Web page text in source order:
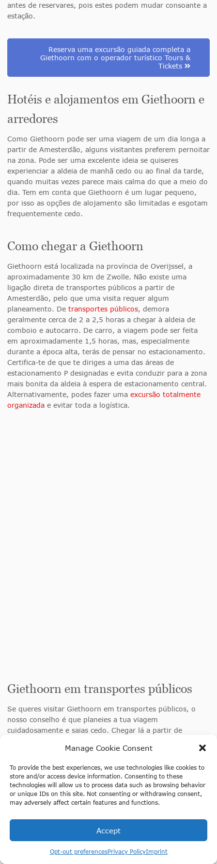
Manage Cookie Consent
To provide the best experiences, we use technologies like cookies to
store and/or access device information. Consenting to these
technologies will allow us to process data such as browsing behavior
or unique IDs on this site. Not consenting or withdrawing consent,
may adversely affect certain features and functions.
Accept
Opt-out preferencesPrivacy PolicyImprint
antes de reservares, pois estes podem mudar consoante a
estação.
Reserva uma excursão guiada completa a
Giethoorn com o operador turístico Tours &
Tickets
Hotéis e alojamentos em Giethoorn e
arredores
Como Giethoorn pode ser uma viagem de um dia longa a
partir de Amesterdão, alguns visitantes preferem pernoitar
na zona. Pode ser uma excelente ideia se quiseres
experienciar a aldeia de manhã cedo ou ao final da tarde,
quando muitas vezes parece mais calma do que a meio do
dia. Tem em conta que Giethoorn é um lugar pequeno,
por isso as opções de alojamento são limitadas e esgotam
frequentemente cedo.
Como chegar a Giethoorn
Giethoorn está localizada na província de Overijssel, a
aproximadamente 30 km de Zwolle. Não existe uma
ligação direta de transportes públicos a partir de
Amesterdão, pelo que uma visita requer algum
planeamento. De transportes públicos, demora
geralmente cerca de 2 a 2,5 horas a chegar à aldeia de
comboio e autocarro. De carro, a viagem pode ser feita
em aproximadamente 1,5 horas, mas, especialmente
durante a época alta, terás de pensar no estacionamento.
Certifica-te de que te diriges a uma das áreas de
estacionamento P designadas e evita conduzir para a zona
mais bonita da aldeia à espera de estacionamento central.
Alternativamente, podes fazer uma excursão totalmente
organizada e evitar toda a logística.
Giethoorn em transportes públicos
Se queres visitar Giethoorn em transportes públicos, o
nosso conselho é que planeies a tua viagem
cuidadosamente e saias cedo. Chegar lá a partir de
por vezes mais se as ligações não forem as ideais.
Uma rota comummente utilizada é viajar de comboio de
Amesterdão paraSteenwijke depois continuar de
autocarro para Giethoorn. As ligações podem variar, por
isso aconselhamos vivamente a utilização do
casos, os transportes públicos são mais adequados para
viajantes que não se importam com transbordos e querem